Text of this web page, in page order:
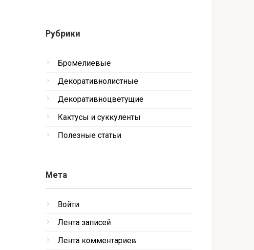
Рубрики
Бромелиевые
Декоративнолистные
Декоративноцветущие
Кактусы и суккуленты
Полезные статьи
Мета
Войти
Лента записей
Лента комментариев